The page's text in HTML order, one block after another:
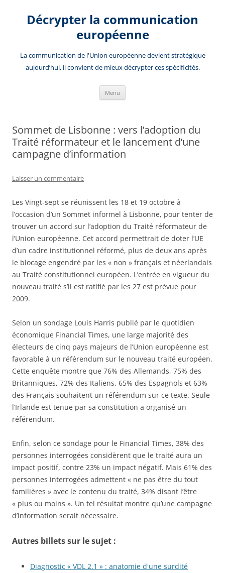
contenuDécrypter la communication
européenne
La communication de l'Union européenne devient stratégique
aujourd’hui, il convient de mieux décrypter ces spécificités.
Menu
Sommet de Lisbonne : vers l’adoption du
Traité réformateur et le lancement d’une
campagne d’information
Laisser un commentaire
Les Vingt-sept se réunissent les 18 et 19 octobre à
l’occasion d’un Sommet informel à Lisbonne, pour tenter de
trouver un accord sur l’adoption du Traité réformateur de
l’Union européenne. Cet accord permettrait de doter l’UE
d’un cadre institutionnel réformé, plus de deux ans après
le blocage engendré par les « non » français et néerlandais
au Traité constitutionnel européen. L’entrée en vigueur du
nouveau traité s’il est ratifié par les 27 est prévue pour
2009.
Selon un sondage Louis Harris publié par le quotidien
économique Financial Times, une large majorité des
électeurs de cinq pays majeurs de l’Union européenne est
favorable à un référendum sur le nouveau traité européen.
Cette enquête montre que 76% des Allemands, 75% des
Britanniques, 72% des Italiens, 65% des Espagnols et 63%
des Français souhaitent un référendum sur ce texte. Seule
l’Irlande est tenue par sa constitution a organisé un
référendum.
Enfin, selon ce sondage pour le Financial Times, 38% des
personnes interrogées considèrent que le traité aura un
impact positif, contre 23% un impact négatif. Mais 61% des
personnes interrogées admettent « ne pas être du tout
familières » avec le contenu du traité, 34% disant l’être
« plus ou moins ». Un tel résultat montre qu’une campagne
d’information serait nécessaire.
Autres billets sur le sujet :
Diagnostic « VDL 2.1 » : anatomie d'une surdité